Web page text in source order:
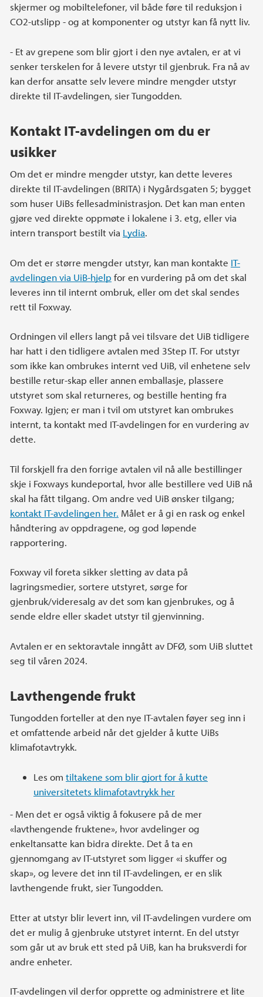
skjermer og mobiltelefoner, vil både føre til reduksjon i
CO2-utslipp - og at komponenter og utstyr kan få nytt liv.
- Et av grepene som blir gjort i den nye avtalen, er at vi
senker terskelen for å levere utstyr til gjenbruk. Fra nå av
kan derfor ansatte selv levere mindre mengder utstyr
direkte til IT-avdelingen, sier Tungodden.
Kontakt IT-avdelingen om du er
usikker
Om det er mindre mengder utstyr, kan dette leveres
direkte til IT-avdelingen (BRITA) i Nygårdsgaten 5; bygget
som huser UiBs fellesadministrasjon. Det kan man enten
gjøre ved direkte oppmøte i lokalene i 3. etg, eller via
intern transport bestilt via Lydia.
Om det er større mengder utstyr, kan man kontakte IT-
avdelingen via UiB-hjelp for en vurdering på om det skal
leveres inn til internt ombruk, eller om det skal sendes
rett til Foxway.
Ordningen vil ellers langt på vei tilsvare det UiB tidligere
har hatt i den tidligere avtalen med 3Step IT. For utstyr
som ikke kan ombrukes internt ved UiB, vil enhetene selv
bestille retur-skap eller annen emballasje, plassere
utstyret som skal returneres, og bestille henting fra
Foxway. Igjen; er man i tvil om utstyret kan ombrukes
internt, ta kontakt med IT-avdelingen for en vurdering av
dette.
Til forskjell fra den forrige avtalen vil nå alle bestillinger
skje i Foxways kundeportal, hvor alle bestillere ved UiB nå
skal ha fått tilgang. Om andre ved UiB ønsker tilgang;
kontakt IT-avdelingen her. Målet er å gi en rask og enkel
håndtering av oppdragene, og god løpende
rapportering.
Foxway vil foreta sikker sletting av data på
lagringsmedier, sortere utstyret, sørge for
gjenbruk/videresalg av det som kan gjenbrukes, og å
sende eldre eller skadet utstyr til gjenvinning.
Avtalen er en sektoravtale inngått av DFØ, som UiB sluttet
seg til våren 2024.
Lavthengende frukt
Tungodden forteller at den nye IT-avtalen føyer seg inn i
et omfattende arbeid når det gjelder å kutte UiBs
klimafotavtrykk.
Les om tiltakene som blir gjort for å kutte
universitetets klimafotavtrykk her
- Men det er også viktig å fokusere på de mer
«lavthengende fruktene», hvor avdelinger og
enkeltansatte kan bidra direkte. Det å ta en
gjennomgang av IT-utstyret som ligger «i skuffer og
skap», og levere det inn til IT-avdelingen, er en slik
lavthengende frukt, sier Tungodden.
Etter at utstyr blir levert inn, vil IT-avdelingen vurdere om
det er mulig å gjenbruke utstyret internt. En del utstyr
som går ut av bruk ett sted på UiB, kan ha bruksverdi for
andre enheter.
IT-avdelingen vil derfor opprette og administrere et lite